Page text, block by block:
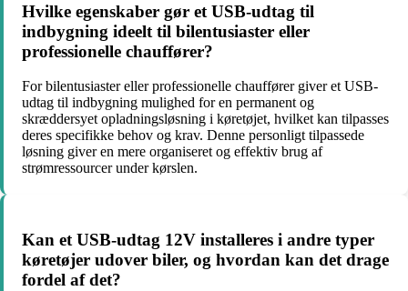
Hvilke egenskaber gør et USB-udtag til
indbygning ideelt til bilentusiaster eller
professionelle chauffører?
For bilentusiaster eller professionelle chauffører giver et USB-
udtag til indbygning mulighed for en permanent og
skræddersyet opladningsløsning i køretøjet, hvilket kan tilpasses
deres specifikke behov og krav. Denne personligt tilpassede
løsning giver en mere organiseret og effektiv brug af
strømressourcer under kørslen.
Kan et USB-udtag 12V installeres i andre typer
køretøjer udover biler, og hvordan kan det drage
fordel af det?